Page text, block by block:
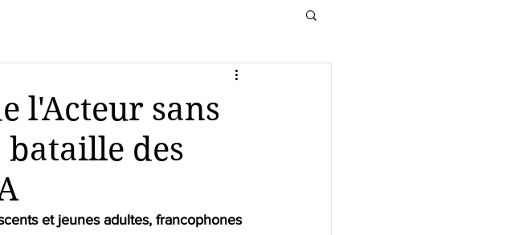
l'Acteur sans
des
et jeunes adultes, francophones